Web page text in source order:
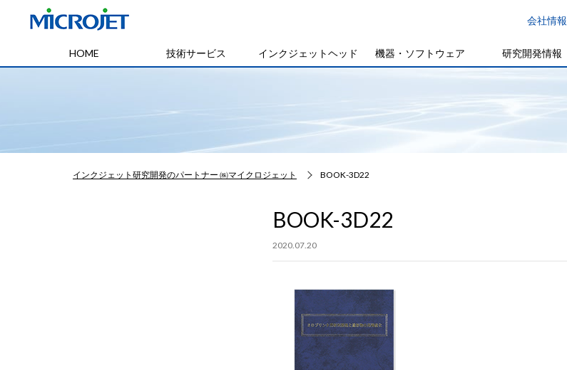
会社情報
HOME 技術サービス インクジェットヘッド 機器・ソフトウェア 研究開発情報
インクジェット研究開発のパートナー ㈱マイクロジェット BOOK-3D22
BOOK-3D22
2020.07.20